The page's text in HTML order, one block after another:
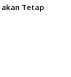
akan Tetap